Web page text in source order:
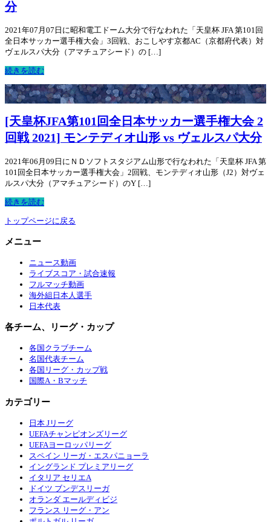
分
2021年07月07日に昭和電工ドーム大分で行なわれた「天皇杯 JFA 第101回
全日本サッカー選手権大会」3回戦、おこしやす京都AC（京都府代表）対
ヴェルスパ大分（アマチュアシード）の […]
続きを読む
[天皇杯JFA第101回全日本サッカー選手権大会 2
回戦 2021] モンテディオ山形 vs ヴェルスパ大分
2021年06月09日にＮＤソフトスタジアム山形で行なわれた「天皇杯 JFA 第
101回全日本サッカー選手権大会」2回戦、モンテディオ山形（J2）対ヴェ
ルスパ大分（アマチュアシード）のY […]
続きを読む
トップページに戻る
メニュー
ニュース動画
ライブスコア・試合速報
フルマッチ動画
海外組日本人選手
日本代表
各チーム、リーグ・カップ
各国クラブチーム
名国代表チーム
各国リーグ・カップ戦
国際A・Bマッチ
カテゴリー
日本 Jリーグ
UEFAチャンピオンズリーグ
UEFAヨーロッパリーグ
スペイン リーガ・エスパニョーラ
イングランド プレミアリーグ
イタリア セリエA
ドイツ ブンデスリーガ
オランダ エールディビジ
フランス リーグ・アン